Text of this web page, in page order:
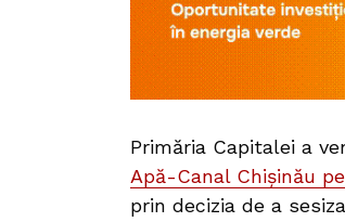
Primăria Capitalei a
Apă-Canal Chișinău
prin decizia de a